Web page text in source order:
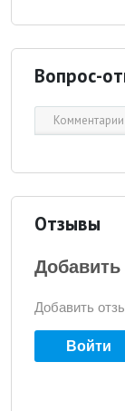
Вопрос-
Комментарии
Отзывы
Добавить
Войти